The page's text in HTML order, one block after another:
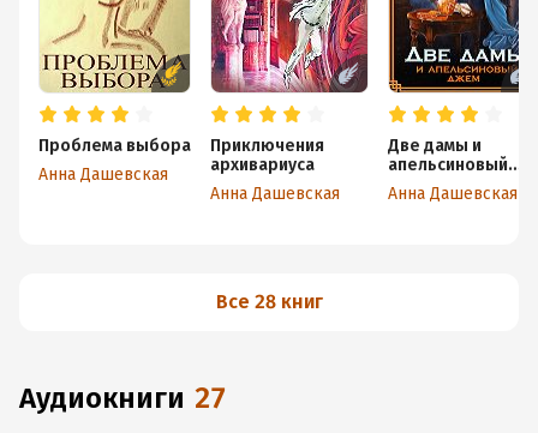
Проблема выбора
Анна Дашевская
Приключения
архивариуса
Анна Дашевская
Две дамы и
апельсиновый
джем
Анна Дашевская
Все 28 книг
аудиокниги 27